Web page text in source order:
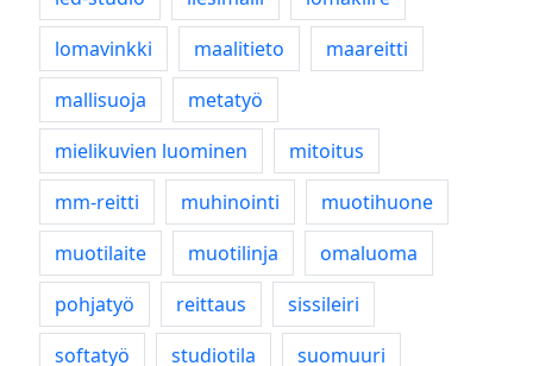
lomavinkki
maalitieto
maareitti
mallisuoja
metatyö
mielikuvien luominen
mitoitus
mm-reitti
muhinointi
muotihuone
muotilaite
muotilinja
omaluoma
pohjatyö
reittaus
sissileiri
softatyö
studiotila suomuuri